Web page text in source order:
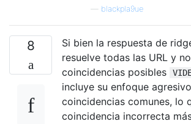
blackpla9ue
8
Si bien la respuesta de
resuelve todas las URL y
coincidencias posibles
incluye su enfoque
coincidencias comunes, lo
coincidencia incorrecta